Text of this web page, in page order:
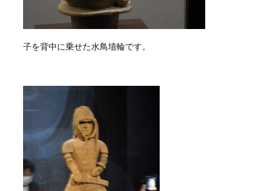
子を背中に乗せた水鳥埴輪です。